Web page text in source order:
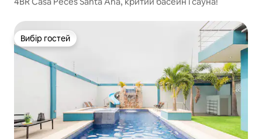
Вибір гостей
Вибір гостей